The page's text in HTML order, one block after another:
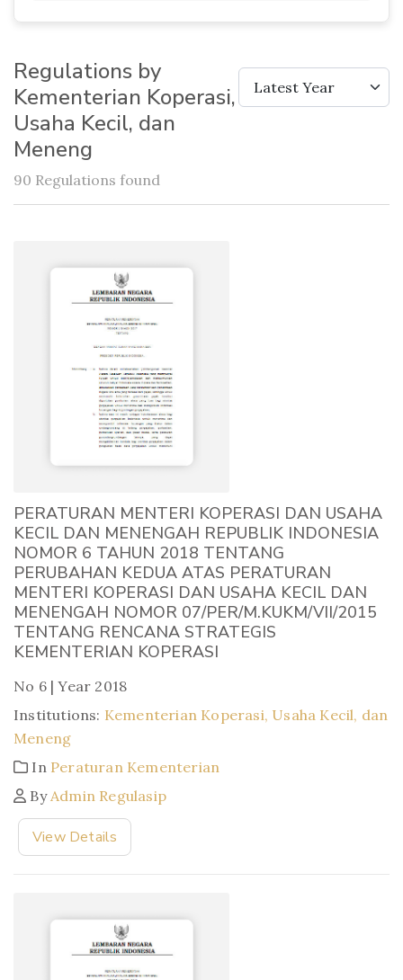
Regulations by
Kementerian Koperasi,
Usaha Kecil, dan
Meneng
90 Regulations found
Latest Year
PERATURAN MENTERI KOPERASI DAN USAHA
KECIL DAN MENENGAH REPUBLIK INDONESIA
NOMOR 6 TAHUN 2018 TENTANG
PERUBAHAN KEDUA ATAS PERATURAN
MENTERI KOPERASI DAN USAHA KECIL DAN
MENENGAH NOMOR 07/PER/M.KUKM/VII/2015
TENTANG RENCANA STRATEGIS
KEMENTERIAN KOPERASI
No 6 | Year 2018
Institutions: Kementerian Koperasi, Usaha Kecil, dan
Meneng
In Peraturan Kementerian
By Admin Regulasip
View Details